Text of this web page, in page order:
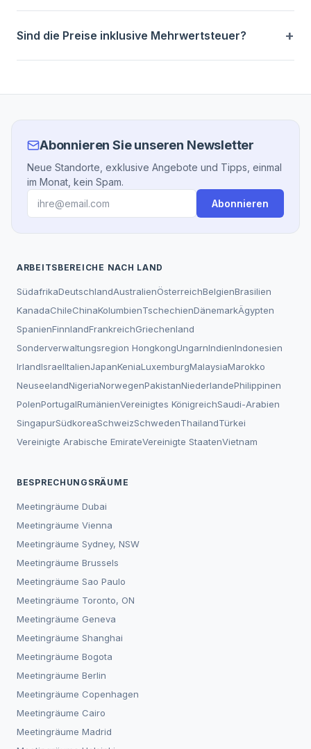
Sind die Preise inklusive Mehrwertsteuer?
Abonnieren Sie unseren Newsletter
Neue Standorte, exklusive Angebote und Tipps, einmal
im Monat, kein Spam.
Abonnieren
ARBEITSBEREICHE NACH LAND
SüdafrikaDeutschlandAustralienÖsterreichBelgienBrasilien
KanadaChileChinaKolumbienTschechienDänemarkÄgypten
SpanienFinnlandFrankreichGriechenland
Sonderverwaltungsregion HongkongUngarnIndienIndonesien
IrlandIsraelItalienJapanKeniaLuxemburgMalaysiaMarokko
NeuseelandNigeriaNorwegenPakistanNiederlandePhilippinen
PolenPortugalRumänienVereinigtes KönigreichSaudi-Arabien
SingapurSüdkoreaSchweizSchwedenThailandTürkei
Vereinigte Arabische EmirateVereinigte StaatenVietnam
BESPRECHUNGSRÄUME
Meetingräume Dubai
Meetingräume Vienna
Meetingräume Sydney, NSW
Meetingräume Brussels
Meetingräume Sao Paulo
Meetingräume Toronto, ON
Meetingräume Geneva
Meetingräume Shanghai
Meetingräume Bogota
Meetingräume Berlin
Meetingräume Copenhagen
Meetingräume Cairo
Meetingräume Madrid